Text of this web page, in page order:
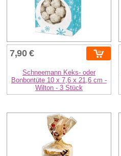
7,90 €
Schneemann Keks- oder
Bonbontüte 10 x 7,6 x 21,6 cm -
Wilton - 3 Stück